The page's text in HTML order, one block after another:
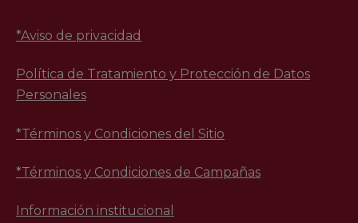
*Aviso de privacidad
Política de Tratamiento y Protección de Datos
Personales
*Términos y Condiciones del Sitio
*Términos y Condiciones de Campañas
Información institucional